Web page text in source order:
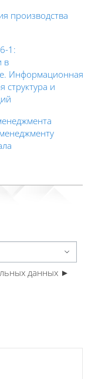
производства
1:
в
Информационная
и
данных ►